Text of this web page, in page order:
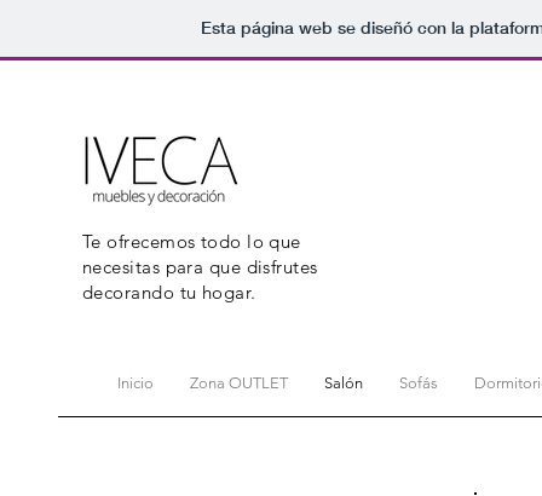
Esta página web se diseñó con la
Te ofrecemos todo lo que
necesitas para que disfrutes
decorando tu hogar.
Inicio Zona OUTLET Salón Sofás